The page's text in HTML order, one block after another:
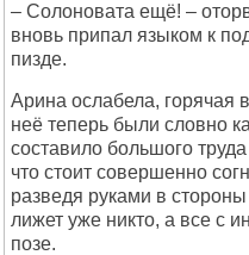
– Солоновата ещё! –
вновь припал языком к
пизде.
Арина ослабела, горячая
неё теперь были словно
составило большого
что стоит совершенно
разведя руками в
лижет уже никто, а все с
позе.